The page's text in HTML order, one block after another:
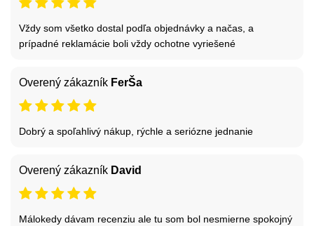
Vždy som všetko dostal podľa objednávky a načas, a
prípadné reklamácie boli vždy ochotne vyriešené
Overený zákazník FerŠa
Dobrý a spoľahlivý nákup, rýchle a seriózne jednanie
Overený zákazník David
Málokedy dávam recenziu ale tu som bol nesmierne spokojný